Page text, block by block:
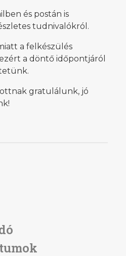
és postán is
tudnivalókról.
a felkészülés
a döntő időpontjáról
gratulálunk, jó